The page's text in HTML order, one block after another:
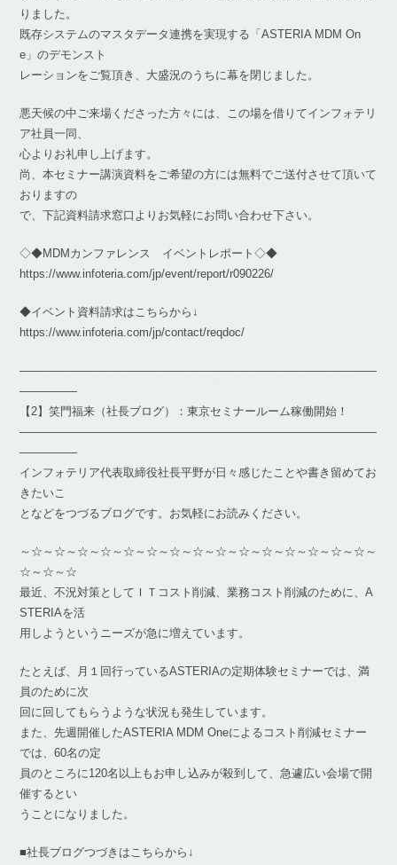
りました。
既存システムのマスタデータ連携を実現する「ASTERIA MDM On
e」のデモンスト
レーションをご覧頂き、大盛況のうちに幕を閉じました。
悪天候の中ご来場くださった方々には、この場を借りてインフォテリ
ア社員一同、
心よりお礼申し上げます。
尚、本セミナー講演資料をご希望の方には無料でご送付させて頂いて
おりますの
で、下記資料請求窓口よりお気軽にお問い合わせ下さい。
◇◆MDMカンファレンス イベントレポート◇◆
https://www.infoteria.com/jp/event/report/r090226/
◆イベント資料請求はこちらから↓
https://www.infoteria.com/jp/contact/reqdoc/
―――――――――――――――――――――――――――――――
―――――
【2】笑門福来（社長ブログ）：東京セミナールーム稼働開始！
―――――――――――――――――――――――――――――――
―――――
インフォテリア代表取締役社長平野が日々感じたことや書き留めてお
きたいこ
となどをつづるブログです。お気軽にお読みください。
～☆～☆～☆～☆～☆～☆～☆～☆～☆～☆～☆～☆～☆～☆～☆～
☆～☆～☆
最近、不況対策としてＩＴコスト削減、業務コスト削減のために、A
STERIAを活
用しようというニーズが急に増えています。
たとえば、月１回行っているASTERIAの定期体験セミナーでは、満
員のために次
回に回してもらうような状況も発生しています。
また、先週開催したASTERIA MDM Oneによるコスト削減セミナー
では、60名の定
員のところに120名以上もお申し込みが殺到して、急遽広い会場で開
催するとい
うことになりました。
■社長ブログつづきはこちらから↓